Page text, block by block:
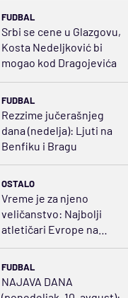
FUDBAL
Srbi se cene u Glazgovu,
Kosta Nedeljković bi
mogao kod Dragojevića
FUDBAL
Rezzime jučerašnjeg
dana (nedelja): Ljuti na
Benfiku i Bragu
OSTALO
Vreme je za njeno
veličanstvo: Najbolji
atletičari Evrope na
okupu; Angelina i Adriana
FUDBAL
NAJAVA DANA